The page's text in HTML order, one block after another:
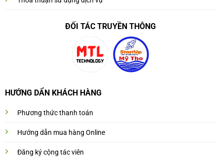
ĐỐI TÁC TRUYỀN THÔNG
HƯỚNG DẨN KHÁCH HÀNG
Phương thức thanh toán
Hướng dẫn mua hàng Online
Đăng ký cộng tác viên